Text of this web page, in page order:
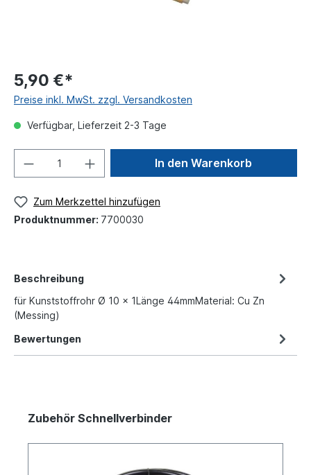
5,90 €*
Preise inkl. MwSt. zzgl. Versandkosten
Verfügbar, Lieferzeit 2-3 Tage
In den Warenkorb
Zum Merkzettel hinzufügen
Produktnummer: 7700030
Beschreibung
für Kunststoffrohr Ø 10 x 1Länge 44mmMaterial: Cu Zn
(Messing)
Bewertungen
Zubehör Schnellverbinder